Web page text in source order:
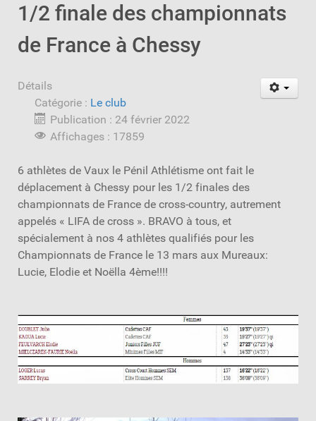
1/2 finale des championnats
de France à Chessy
Détails
Catégorie : Le club
Publication : 24 février 2022
Affichages : 17859
6 athlètes de Vaux le Pénil Athlétisme ont fait le
déplacement à Chessy pour les 1/2 finales des
championnats de France de cross-country, autrement
appelés « LIFA de cross ». BRAVO à tous, et
spécialement à nos 4 athlètes qualifiés pour les
Championnats de France le 13 mars aux Mureaux:
Lucie, Elodie et Noëlla 4ème!!!!